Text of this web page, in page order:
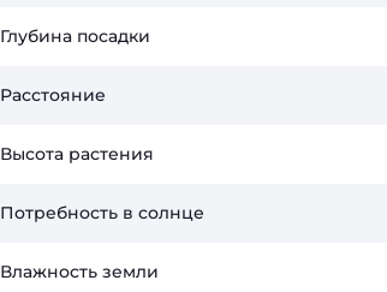
Глубина посадки
Расстояние
Высота растения
Потребность в солнце
Влажность земли